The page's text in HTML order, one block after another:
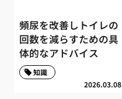
頻尿を改善しトイレの
回数を減らすための具
体的なアドバイス
2026.03.08
知識